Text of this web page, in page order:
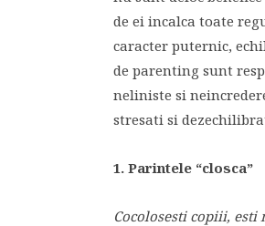
de ei incalca toate
caracter puternic,
de parenting sunt
neliniste si
stresati si
1. Parintele “closca”
Cocolosesti copiii,